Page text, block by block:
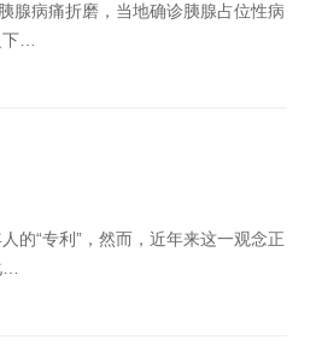
腺病痛折磨，当地确诊胰腺占位性病
…
的“专利”，然而，近年来这一观念正